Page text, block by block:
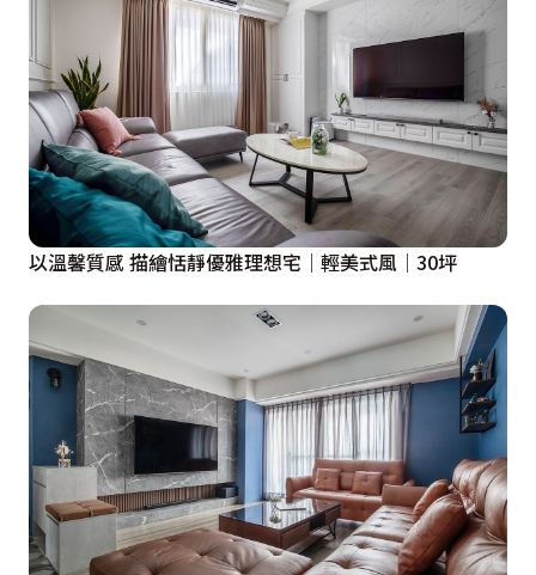
以溫馨質感 描繪恬靜優雅理想宅│輕美式風│30坪